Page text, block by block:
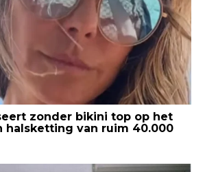
zonder bikini top op het
halsketting van ruim 40.000